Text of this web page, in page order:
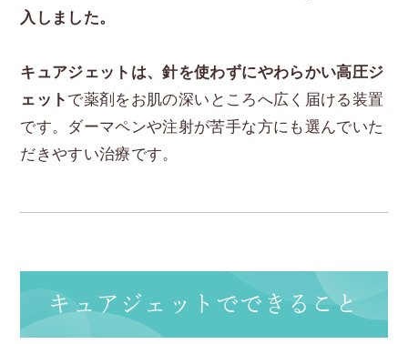
入しました。
キュアジェットは、針を使わずにやわらかい高圧ジ
ェット で薬剤をお肌の深いところへ広く届ける装置
です。ダーマペンや注射が苦手な方にも選んでいた
だきやすい治療です。
キュアジェットでできること